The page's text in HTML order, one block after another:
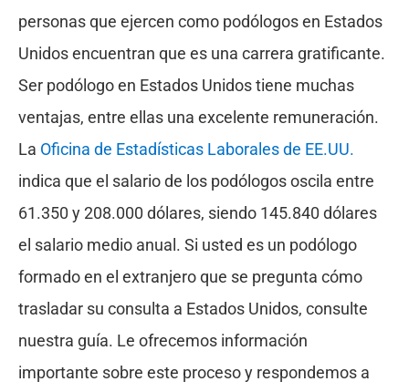
personas que ejercen como podólogos en Estados
Unidos encuentran que es una carrera gratificante.
Ser podólogo en Estados Unidos tiene muchas
ventajas, entre ellas una excelente remuneración.
La Oficina de Estadísticas Laborales de EE.UU.
indica que el salario de los podólogos oscila entre
61.350 y 208.000 dólares, siendo 145.840 dólares
el salario medio anual. Si usted es un podólogo
formado en el extranjero que se pregunta cómo
trasladar su consulta a Estados Unidos, consulte
nuestra guía. Le ofrecemos información
importante sobre este proceso y respondemos a